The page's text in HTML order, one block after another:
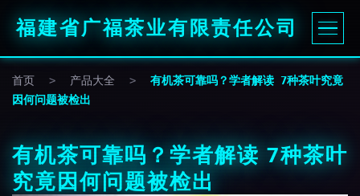
福建省广福茶业有限责任公司
首页 > 产品大全 >
有机茶可靠吗？学者解读 7种茶叶究竟
因何问题被检出
有机茶可靠吗？学者解读 7种茶叶
究竟因何问题被检出